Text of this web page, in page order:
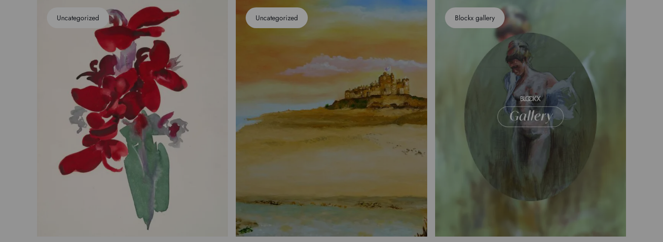
Uncategorized Uncategorized Blockx gallery